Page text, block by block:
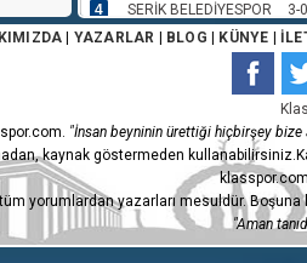
4 SERİK BELEDİYESPOR 3-0
KOCAELİSPOR 0-0
SERİK BELEDİYESPOR 1-1
1
GMG
KASTAMONUSPOR
1-2
YAZARLAR BLOG KÜNYE
"İnsan beyninin ürettiği hiçbirşey bize
kaynak göstermeden
yorumlardan yazarları mesuldür.
"Aman